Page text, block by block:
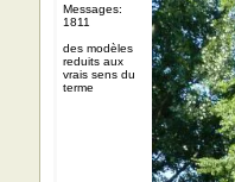
Messages:
1811
des modèles
reduits aux
vrais sens du
terme